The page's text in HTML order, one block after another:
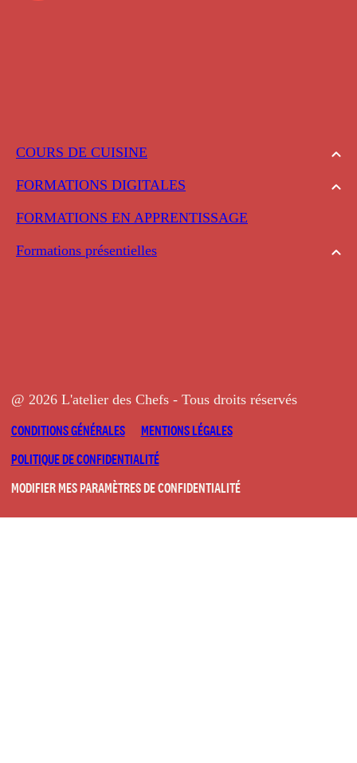
COURS DE CUISINE
FORMATIONS DIGITALES
FORMATIONS EN APPRENTISSAGE
Formations présentielles
@ 2026 L'atelier des Chefs - Tous droits réservés
CONDITIONS GÉNÉRALES
MENTIONS LÉGALES
POLITIQUE DE CONFIDENTIALITÉ
MODIFIER MES PARAMÈTRES DE CONFIDENTIALITÉ